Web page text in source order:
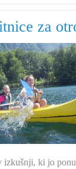
za
izkušnji, ki jo